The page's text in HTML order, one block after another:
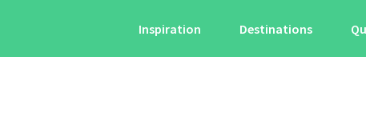
Inspiration Destinations